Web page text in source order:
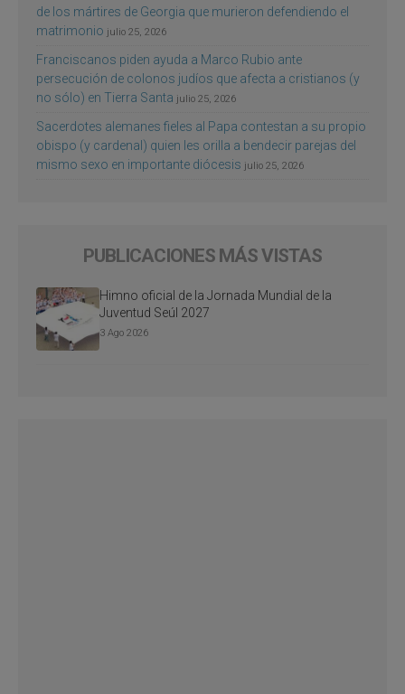
de los mártires de Georgia que murieron defendiendo el
matrimonio julio 25, 2026
Franciscanos piden ayuda a Marco Rubio ante
persecución de colonos judíos que afecta a cristianos (y
no sólo) en Tierra Santa julio 25, 2026
Sacerdotes alemanes fieles al Papa contestan a su propio
obispo (y cardenal) quien les orilla a bendecir parejas del
mismo sexo en importante diócesis julio 25, 2026
PUBLICACIONES MÁS VISTAS
Himno oficial de la Jornada Mundial de la
Juventud Seúl 2027
3 Ago 2026